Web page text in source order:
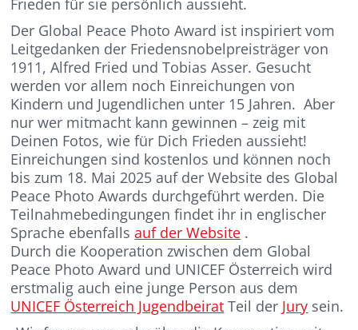
Frieden für sie persönlich aussieht.
Der Global Peace Photo Award ist inspiriert vom
Leitgedanken der Friedensnobelpreisträger von
1911, Alfred Fried und Tobias Asser. Gesucht
werden vor allem noch Einreichungen von
Kindern und Jugendlichen unter 15 Jahren. Aber
nur wer mitmacht kann gewinnen – zeig mit
Deinen Fotos, wie für Dich Frieden aussieht!
Einreichungen sind kostenlos und können noch
bis zum 18. Mai 2025 auf der Website des Global
Peace Photo Awards durchgeführt werden. Die
Teilnahmebedingungen findet ihr in englischer
Sprache ebenfallsauf der Website .
Durch die Kooperation zwischen dem Global
Peace Photo Award und UNICEF Österreich wird
erstmalig auch eine junge Person aus dem
UNICEF Österreich Jugendbeirat Teil der Jury sein.